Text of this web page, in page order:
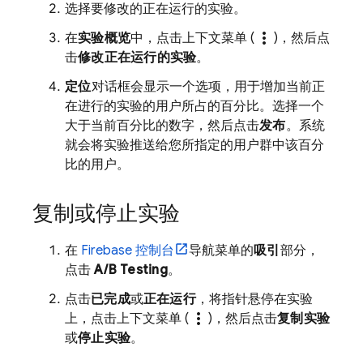
选择要修改的正在运行的实验。
在实验概览中，点击上下文菜单 ( more_vert )，然后点
击修改正在运行的实验。
定位对话框会显示一个选项，用于增加当前正
在进行的实验的用户所占的百分比。选择一个
大于当前百分比的数字，然后点击发布。系统
就会将实验推送给您所指定的用户群中该百分
比的用户。
复制或停止实验
在 Firebase 控制台 导航菜单的吸引 部分，
点击A/B Testing。
点击已完成或正在运行，将指针悬停在实验
上，点击上下文菜单 ( more_vert )，然后点击复制实验
或停止实验。